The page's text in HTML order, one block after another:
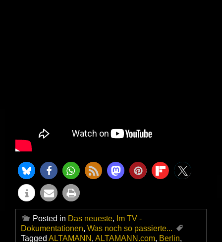
Posted in Das neueste, Im TV -
Dokumentationen, Was noch so passierte...
Tagged ALTAMANN , ALTAMANN.com, Berlin,